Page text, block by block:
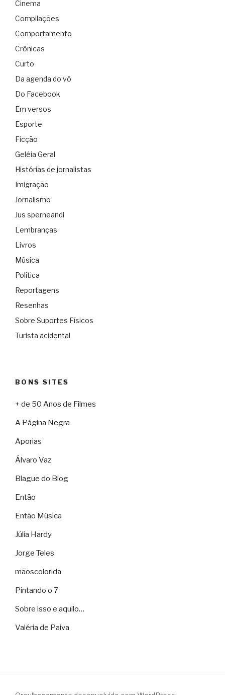
Cinema
Compilações
Comportamento
Crônicas
Curto
Da agenda do vô
Do Facebook
Em versos
Esporte
Ficção
Geléia Geral
Histórias de jornalistas
Imigração
Jornalismo
Jus sperneandi
Lembranças
Livros
Música
Política
Reportagens
Resenhas
Sobre Suportes Físicos
Turista acidental
BONS SITES
+ de 50 Anos de Filmes
A Página Negra
Aporias
Álvaro Vaz
Blague do Blog
Então
Então Música
Júlia Hardy
Jorge Teles
mãoscolorida
Pintando o 7
Sobre isso e aquilo…
Valéria de Paiva